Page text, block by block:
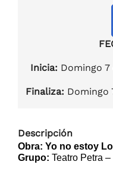
Inicia: Domingo
Finaliza: Domingo
Descripción
Obra: Yo no estoy
Grupo: Teatro Petra